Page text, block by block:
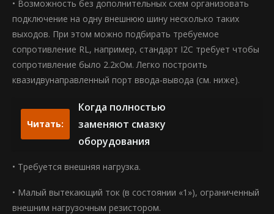
• Возможность без дополнительных схем организовать
подключение на одну внешнюю шину несколько таких
выходов. При этом можно подбирать требуемое
сопротивление RL, например, стандарт I2C требует чтобы
сопротивление было 2.2кОм. Легко построить
квазидвунаправленный порт ввода-вывода (см. ниже).
Читать:
Когда полностью
заменяют смазку
оборудования
• Требуется внешняя нагрузка.
• Малый вытекающий ток (в состоянии «1»), ограниченный
внешним нагрузочным резистором.